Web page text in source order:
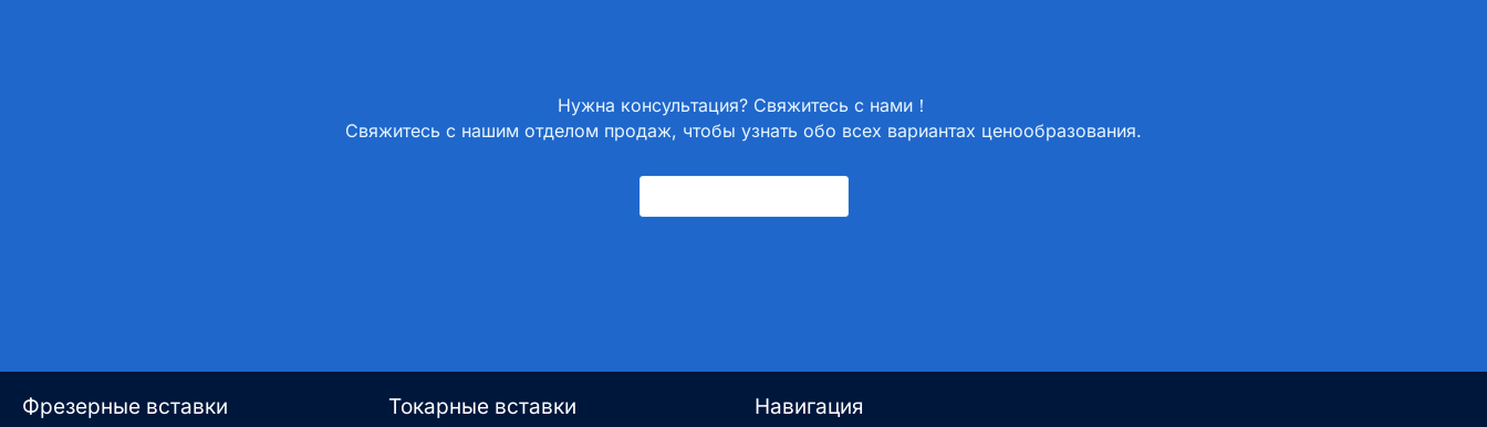
Нужна консультация? Свяжитесь с нами！
Свяжитесь с нашим отделом продаж, чтобы узнать обо всех вариантах ценообразования.
Навигация
Токарные вставки
Фрезерные вставки